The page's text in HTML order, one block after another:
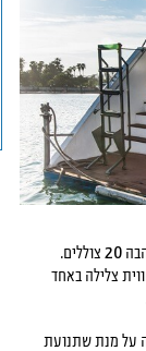
צלילה באחד
על מנת שתנועת